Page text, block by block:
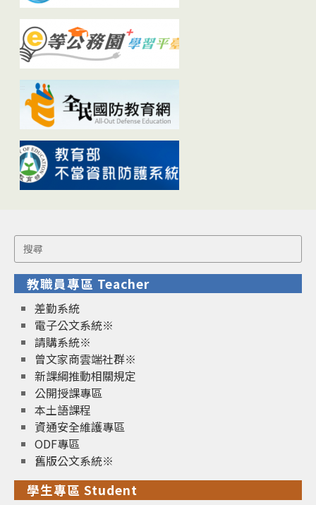
Search
for:
教職員專區 Teacher
差勤系統
電子公文系統※
請購系統※
曾文家商雲端社群※
新課綱推動相關規定
公開授課專區
本土語課程
資通安全維護專區
ODF專區
舊版公文系統※
學生專區 Student